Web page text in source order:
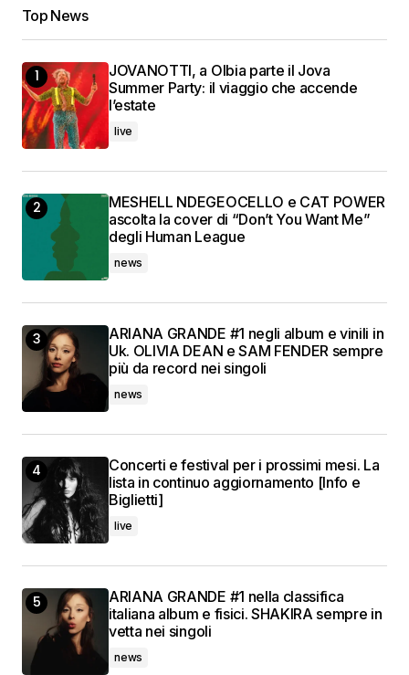
Top News
JOVANOTTI, a Olbia parte il Jova
Summer Party: il viaggio che accende
l’estate
live
MESHELL NDEGEOCELLO e CAT POWER
ascolta la cover di “Don’t You Want Me”
degli Human League
news
ARIANA GRANDE #1 negli album e vinili in
Uk. OLIVIA DEAN e SAM FENDER sempre
più da record nei singoli
news
Concerti e festival per i prossimi mesi. La
lista in continuo aggiornamento [Info e
Biglietti]
live
ARIANA GRANDE #1 nella classifica
italiana album e fisici. SHAKIRA sempre in
vetta nei singoli
news